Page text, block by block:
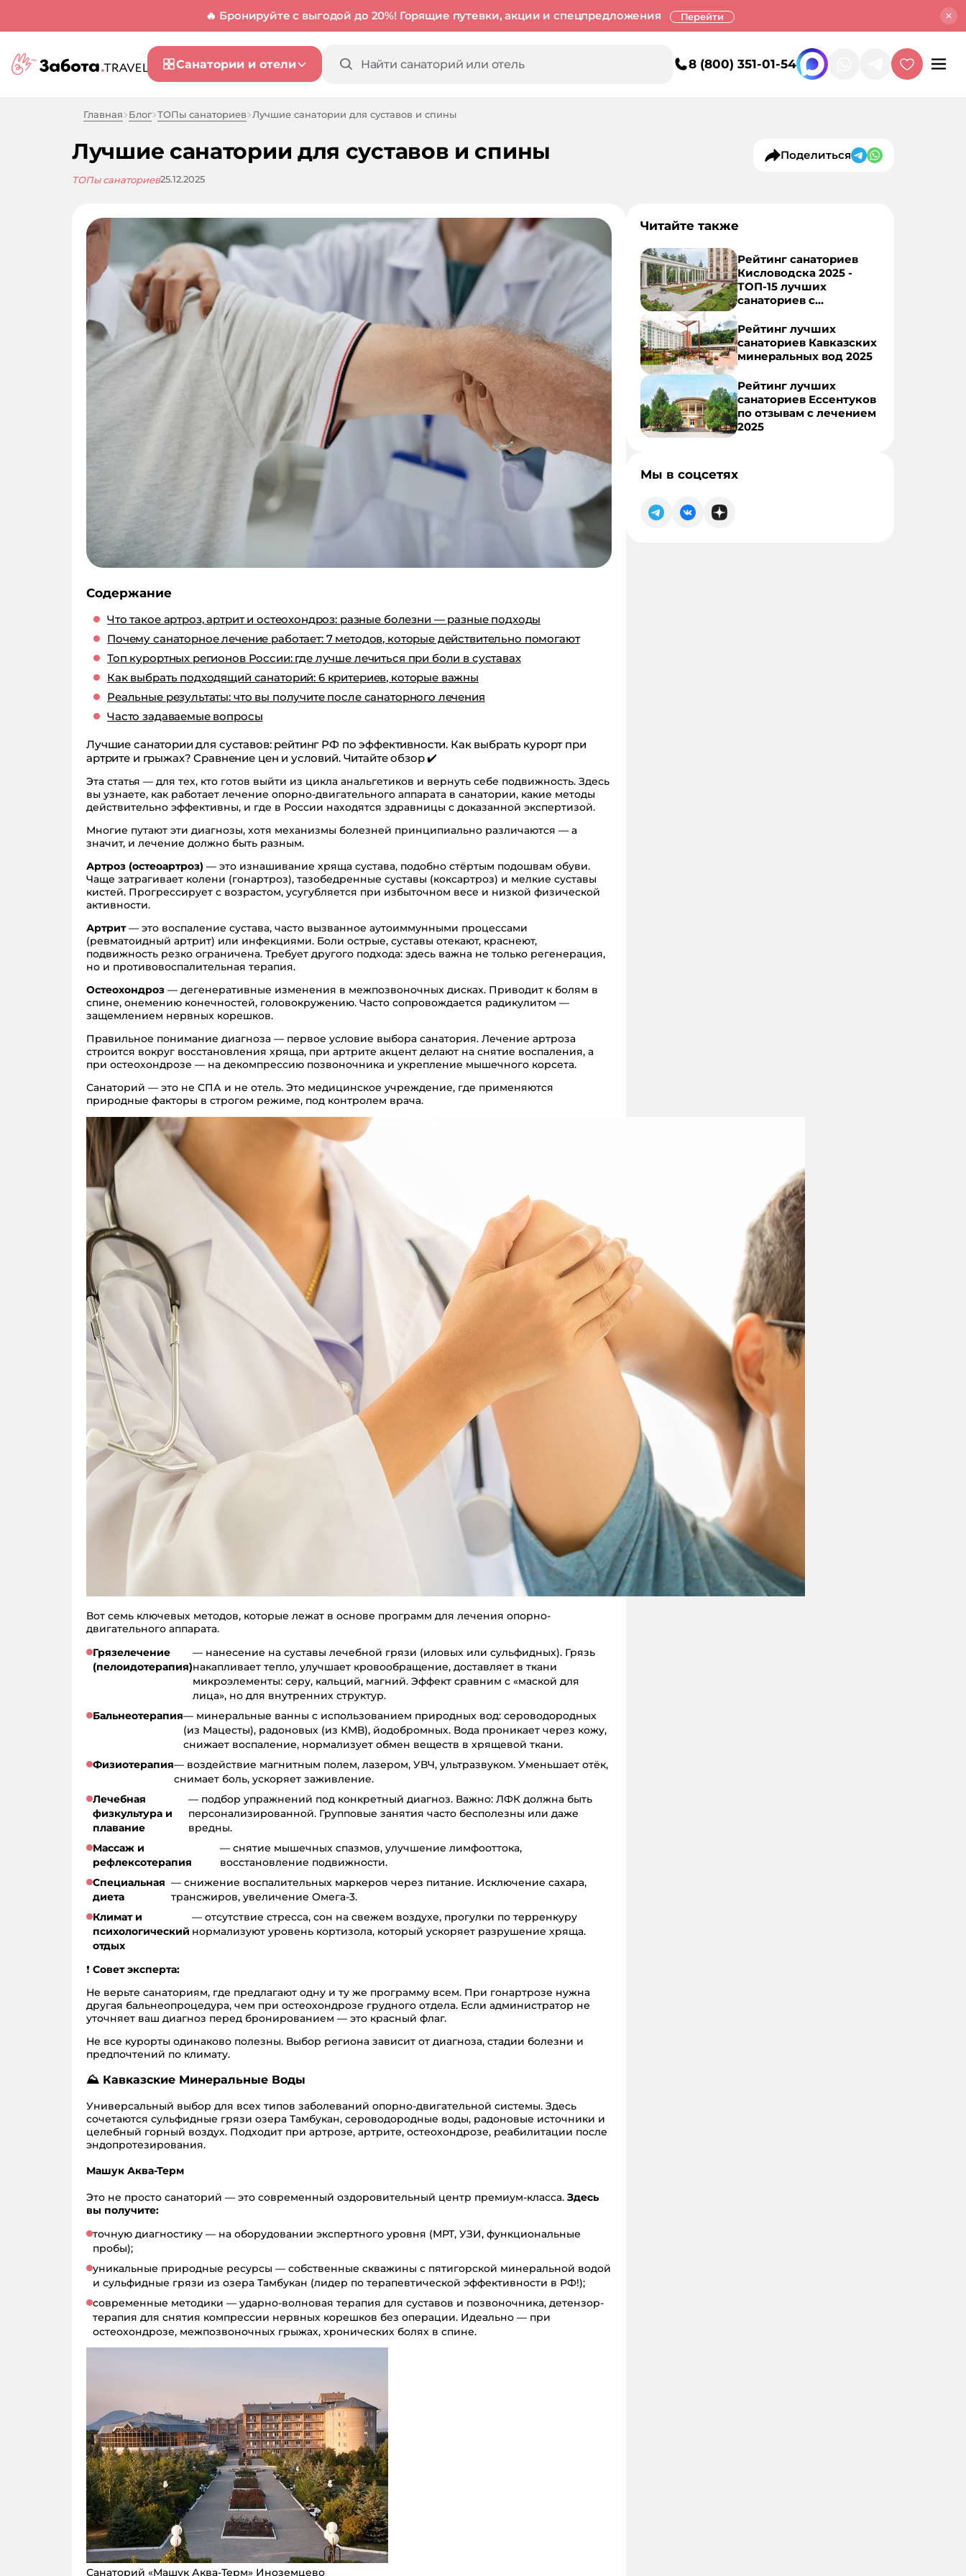
🔥 Бронируйте с выгодой до 20%! Горящие путевки, акции и спецпредложения Перейти
Санатории и отели 8 (800) 351-01-54
Главная Блог ТОПы санаториев Лучшие санатории для суставов и спины
Лучшие санатории для суставов и спины
ТОПы санаториев25.12.2025
Поделиться
Содержание
Что такое артроз, артрит и остеохондроз: разные болезни — разные подходы
Почему санаторное лечение работает: 7 методов, которые действительно помогают
Топ курортных регионов России: где лучше лечиться при боли в суставах
Как выбрать подходящий санаторий: 6 критериев, которые важны
Реальные результаты: что вы получите после санаторного лечения
Часто задаваемые вопросы
Лучшие санатории для суставов: рейтинг РФ по эффективности. Как выбрать курорт при
артрите и грыжах? Сравнение цен и условий. Читайте обзор ✔️
Эта статья — для тех, кто готов выйти из цикла анальгетиков и вернуть себе подвижность. Здесь
вы узнаете, как работает лечение опорно-двигательного аппарата в санатории, какие методы
действительно эффективны, и где в России находятся здравницы с доказанной экспертизой.
Многие путают эти диагнозы, хотя механизмы болезней принципиально различаются — а
значит, и лечение должно быть разным.
Артроз (остеоартроз) — это изнашивание хряща сустава, подобно стёртым подошвам обуви.
Чаще затрагивает колени (гонартроз), тазобедренные суставы (коксартроз) и мелкие суставы
кистей. Прогрессирует с возрастом, усугубляется при избыточном весе и низкой физической
активности.
Артрит— это воспаление сустава, часто вызванное аутоиммунными процессами
(ревматоидный артрит) или инфекциями. Боли острые, суставы отекают, краснеют,
подвижность резко ограничена. Требует другого подхода: здесь важна не только регенерация,
но и противовоспалительная терапия.
Остеохондроз — дегенеративные изменения в межпозвоночных дисках. Приводит к болям в
спине, онемению конечностей, головокружению. Часто сопровождается радикулитом —
защемлением нервных корешков.
Правильное понимание диагноза — первое условие выбора санатория. Лечение артроза
строится вокруг восстановления хряща, при артрите акцент делают на снятие воспаления, а
при остеохондрозе — на декомпрессию позвоночника и укрепление мышечного корсета.
Санаторий — это не СПА и не отель. Это медицинское учреждение, где применяются
природные факторы в строгом режиме, под контролем врача.
Вот семь ключевых методов, которые лежат в основе программ для лечения опорно-
двигательного аппарата.
Грязелечение
(пелоидотерапия)
— нанесение на суставы лечебной грязи (иловых или сульфидных). Грязь
накапливает тепло, улучшает кровообращение, доставляет в ткани
микроэлементы: серу, кальций, магний. Эффект сравним с «маской для
лица», но для внутренних структур.
Бальнеотерапия— минеральные ванны с использованием природных вод: сероводородных
(из Мацесты), радоновых (из КМВ), йодобромных. Вода проникает через кожу,
снижает воспаление, нормализует обмен веществ в хрящевой ткани.
Физиотерапия— воздействие магнитным полем, лазером, УВЧ, ультразвуком. Уменьшает отёк,
снимает боль, ускоряет заживление.
Лечебная
физкультура и
плавание
— подбор упражнений под конкретный диагноз. Важно: ЛФК должна быть
персонализированной. Групповые занятия часто бесполезны или даже
вредны.
Массаж и
рефлексотерапия
— снятие мышечных спазмов, улучшение лимфооттока,
восстановление подвижности.
Специальная
диета
— снижение воспалительных маркеров через питание. Исключение сахара,
трансжиров, увеличение Омега-3.
Климат и
психологический
отдых
— отсутствие стресса, сон на свежем воздухе, прогулки по терренкуру
нормализуют уровень кортизола, который ускоряет разрушение хряща.
❗ Совет эксперта:
Не верьте санаториям, где предлагают одну и ту же программу всем. При гонартрозе нужна
другая бальнеопроцедура, чем при остеохондрозе грудного отдела. Если администратор не
уточняет ваш диагноз перед бронированием — это красный флаг.
Не все курорты одинаково полезны. Выбор региона зависит от диагноза, стадии болезни и
предпочтений по климату.
⛰️ Кавказские Минеральные Воды
Универсальный выбор для всех типов заболеваний опорно-двигательной системы. Здесь
сочетаются сульфидные грязи озера Тамбукан, сероводородные воды, радоновые источники и
целебный горный воздух. Подходит при артрозе, артрите, остеохондрозе, реабилитации после
эндопротезирования.
Машук Аква-Терм
Это не просто санаторий — это современный оздоровительный центр премиум-класса. Здесь
вы получите:
точную диагностику — на оборудовании экспертного уровня (МРТ, УЗИ, функциональные
пробы);
уникальные природные ресурсы — собственные скважины с пятигорской минеральной водой
и сульфидные грязи из озера Тамбукан (лидер по терапевтической эффективности в РФ!);
современные методики — ударно-волновая терапия для суставов и позвоночника, детензор-
терапия для снятия компрессии нервных корешков без операции. Идеально — при
остеохондрозе, межпозвоночных грыжах, хронических болях в спине.
Санаторий «Машук Аква-Терм» Иноземцево
Читайте также
Рейтинг санаториев
Кисловодска 2025 -
ТОП-15 лучших
санаториев с
бассейном
Рейтинг лучших
санаториев Кавказских
минеральных вод 2025
Рейтинг лучших
санаториев Ессентуков
по отзывам с лечением
2025
Мы в соцсетях